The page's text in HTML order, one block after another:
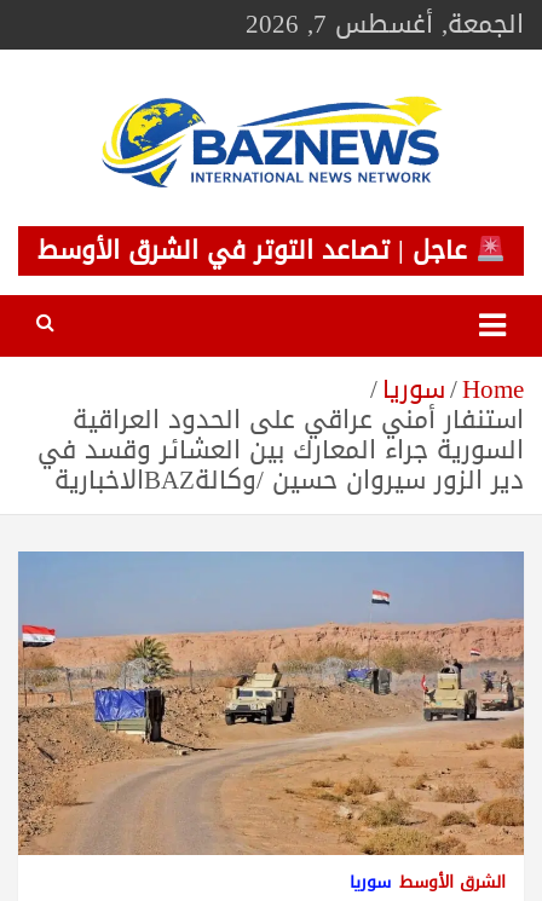
Skip
toالجمعة, أغسطس 7, 2026
BAZNEWS
شبكة باز الإخبارية
عاجل | تصاعد التوتر في الشرق الأوسط
Home سوريا
استنفار أمني عراقي على الحدود العراقية
السورية جراء المعارك بين العشائر وقسد في
دير الزور سيروان حسين /وكالةBAZالاخبارية
الشرق الأوسط سوريا